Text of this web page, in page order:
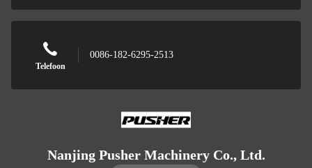
Telefoon
0086-182-6295-2513
Nanjing Pusher Machinery Co., Ltd.